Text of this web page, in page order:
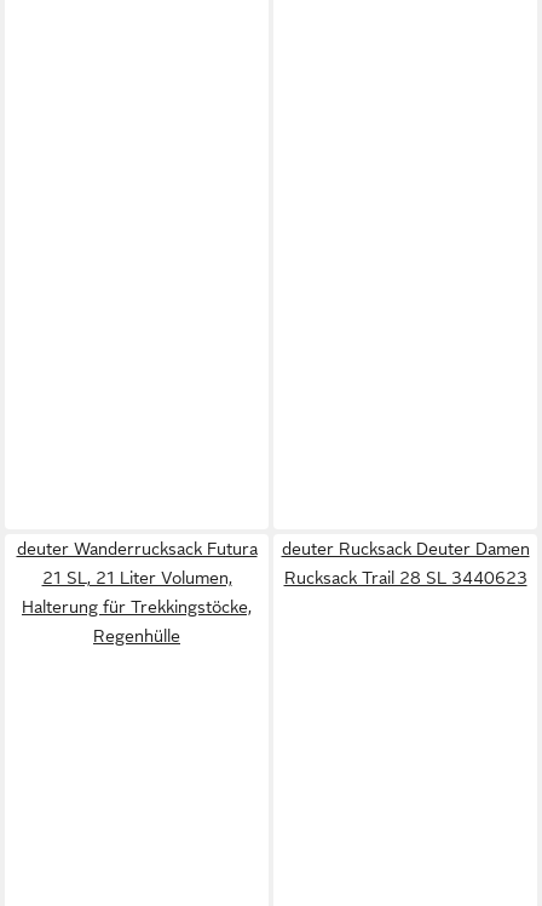
deuter Wanderrucksack Futura
21 SL, 21 Liter Volumen,
Halterung für Trekkingstöcke,
Regenhülle
deuter Rucksack Deuter Damen
Rucksack Trail 28 SL 3440623